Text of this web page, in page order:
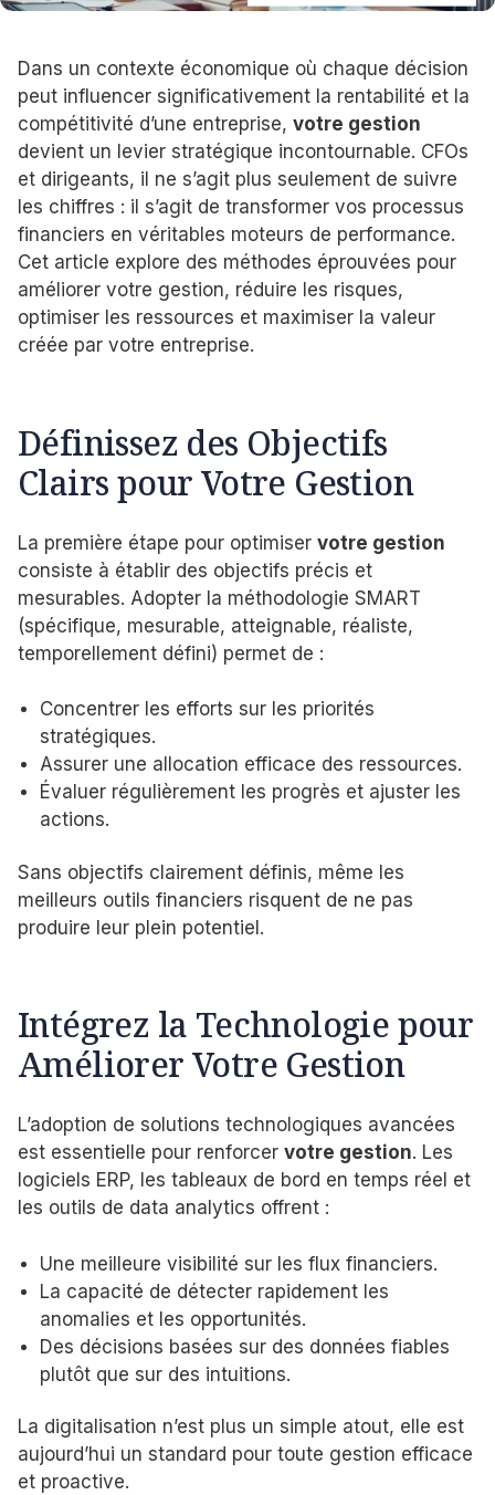
Dans un contexte économique où chaque décision
peut influencer significativement la rentabilité et la
compétitivité d’une entreprise, votre gestion
devient un levier stratégique incontournable. CFOs
et dirigeants, il ne s’agit plus seulement de suivre
les chiffres : il s’agit de transformer vos processus
financiers en véritables moteurs de performance.
Cet article explore des méthodes éprouvées pour
améliorer votre gestion, réduire les risques,
optimiser les ressources et maximiser la valeur
créée par votre entreprise.
Définissez des Objectifs
Clairs pour Votre Gestion
La première étape pour optimiser votre gestion
consiste à établir des objectifs précis et
mesurables. Adopter la méthodologie SMART
(spécifique, mesurable, atteignable, réaliste,
temporellement défini) permet de :
Concentrer les efforts sur les priorités
stratégiques.
Assurer une allocation efficace des ressources.
Évaluer régulièrement les progrès et ajuster les
actions.
Sans objectifs clairement définis, même les
meilleurs outils financiers risquent de ne pas
produire leur plein potentiel.
Intégrez la Technologie pour
Améliorer Votre Gestion
L’adoption de solutions technologiques avancées
est essentielle pour renforcer votre gestion. Les
logiciels ERP, les tableaux de bord en temps réel et
les outils de data analytics offrent :
Une meilleure visibilité sur les flux financiers.
La capacité de détecter rapidement les
anomalies et les opportunités.
Des décisions basées sur des données fiables
plutôt que sur des intuitions.
La digitalisation n’est plus un simple atout, elle est
aujourd’hui un standard pour toute gestion efficace
et proactive.